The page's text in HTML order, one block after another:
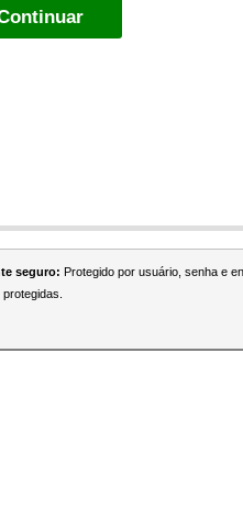
seguro: Protegido por usuário, senha e